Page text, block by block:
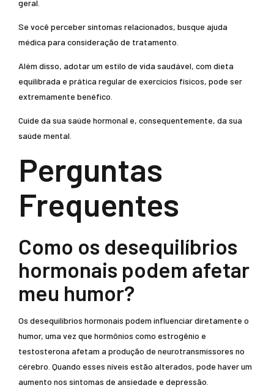
geral.
Se você perceber sintomas relacionados, busque ajuda
médica para consideração de tratamento.
Além disso, adotar um estilo de vida saudável, com dieta
equilibrada e prática regular de exercícios físicos, pode ser
extremamente benéfico.
Cuide da sua saúde hormonal e, consequentemente, da sua
saúde mental.
Perguntas
Frequentes
Como os desequilíbrios
hormonais podem afetar
meu humor?
Os desequilíbrios hormonais podem influenciar diretamente o
humor, uma vez que hormônios como estrogênio e
testosterona afetam a produção de neurotransmissores no
cérebro. Quando esses níveis estão alterados, pode haver um
aumento nos sintomas de ansiedade e depressão.